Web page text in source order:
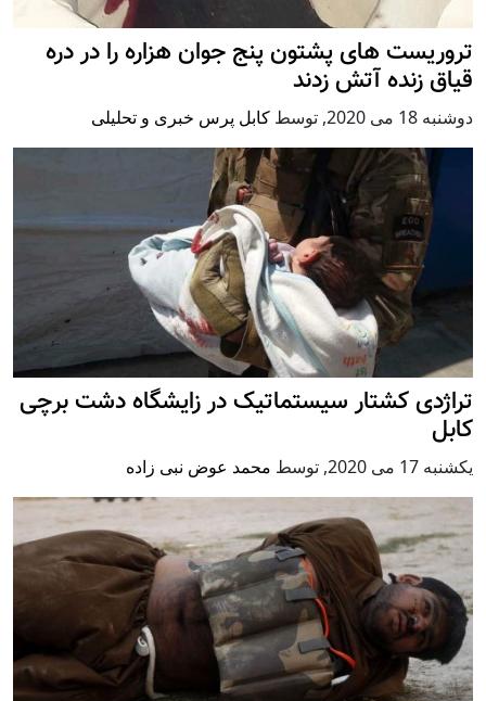
تروریست های پشتون پنج جوان هزاره را در دره
قیاق زنده آتش زدند
دوشنبه 18 می 2020 , توسط کابل پرس خبری و تحلیلی
تراژدی کشتار سیستماتیک در زایشگاه دشت برچی
کابل
يكشنبه 17 می 2020 , توسط محمد عوض نبی زاده